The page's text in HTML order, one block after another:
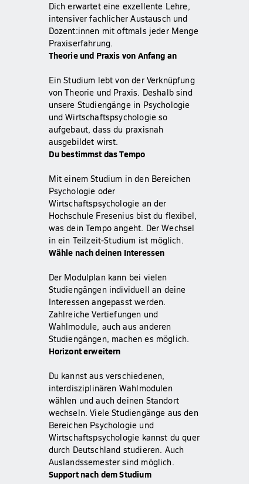
Dich erwartet eine exzellente Lehre,
intensiver fachlicher Austausch und
Dozent:innen mit oftmals jeder Menge
Praxiserfahrung.
Theorie und Praxis von Anfang an
Ein Studium lebt von der Verknüpfung
von Theorie und Praxis. Deshalb sind
unsere Studiengänge in Psychologie
und Wirtschaftspsychologie so
aufgebaut, dass du praxisnah
ausgebildet wirst.
Du bestimmst das Tempo
Mit einem Studium in den Bereichen
Psychologie oder
Wirtschaftspsychologie an der
Hochschule Fresenius bist du flexibel,
was dein Tempo angeht. Der Wechsel
in ein Teilzeit-Studium ist möglich.
Wähle nach deinen Interessen
Der Modulplan kann bei vielen
Studiengängen individuell an deine
Interessen angepasst werden.
Zahlreiche Vertiefungen und
Wahlmodule, auch aus anderen
Studiengängen, machen es möglich.
Horizont erweitern
Du kannst aus verschiedenen,
interdisziplinären Wahlmodulen
wählen und auch deinen Standort
wechseln. Viele Studiengänge aus den
Bereichen Psychologie und
Wirtschaftspsychologie kannst du quer
durch Deutschland studieren. Auch
Auslandssemester sind möglich.
Support nach dem Studium